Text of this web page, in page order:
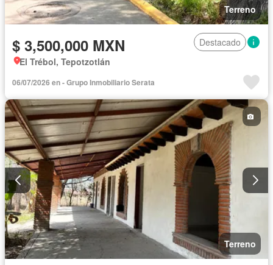
Terreno
$ 3,500,000 MXN
Destacado
El Trébol, Tepotzotlán
06/07/2026 en - Grupo Inmobiliario Serata
Terreno